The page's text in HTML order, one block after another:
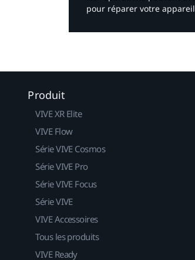
pour réparer votre
Produit
VIVE XR Elite
VIVE Flow
Série VIVE Cosmos
Série VIVE Pro
Série VIVE Focus
Série VIVE
VIVE Accessoires
Tous les produits
VIVE Ready